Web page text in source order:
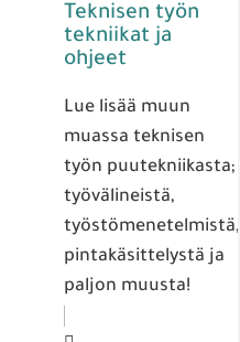
Teknisen työn
tekniikat ja
ohjeet
Lue lisää muun
muassa teknisen
työn puutekniikasta;
työvälineistä,
työstömenetelmistä,
pintakäsittelystä ja
paljon muusta!